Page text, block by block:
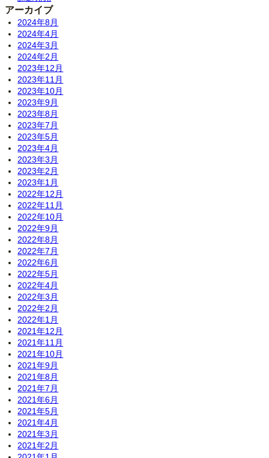
アーカイブ
2024年8月
2024年4月
2024年3月
2024年2月
2023年12月
2023年11月
2023年10月
2023年9月
2023年8月
2023年7月
2023年5月
2023年4月
2023年3月
2023年2月
2023年1月
2022年12月
2022年11月
2022年10月
2022年9月
2022年8月
2022年7月
2022年6月
2022年5月
2022年4月
2022年3月
2022年2月
2022年1月
2021年12月
2021年11月
2021年10月
2021年9月
2021年8月
2021年7月
2021年6月
2021年5月
2021年4月
2021年3月
2021年2月